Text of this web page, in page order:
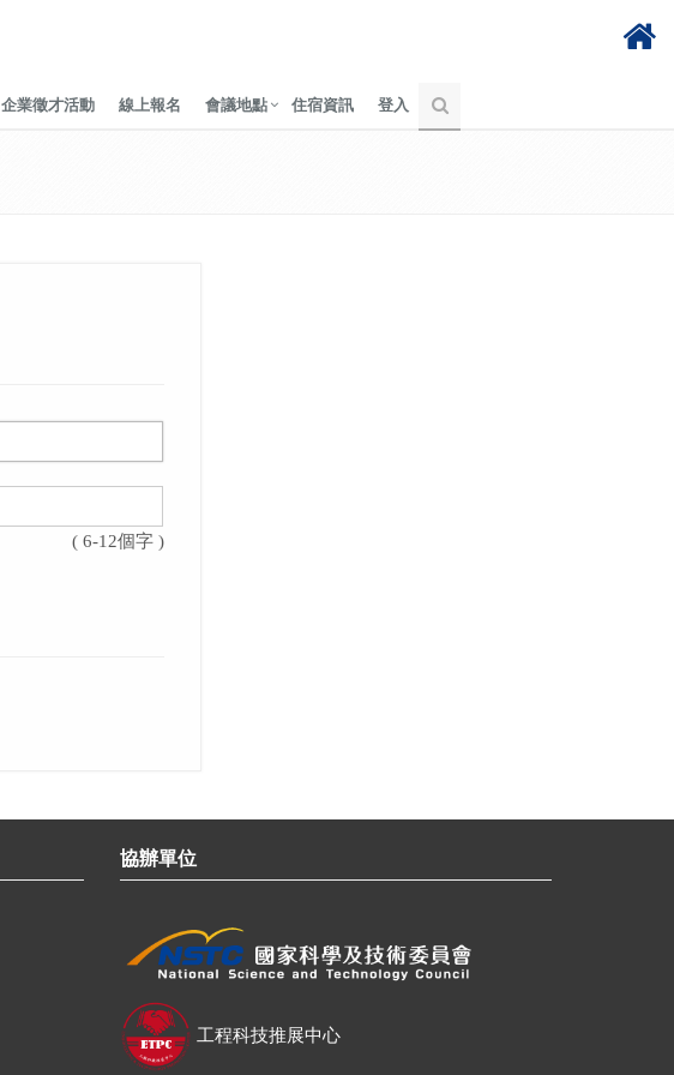
企業徵才活動 線上報名 會議地點 住宿資訊 登入
( 6-12個字 )
協辦單位
工程科技推展中心